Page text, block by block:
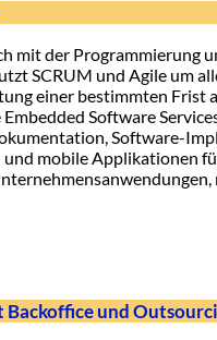
mit der Programmierung
SCRUM und Agile um
einer bestimmten Frist
Software
Software-
und mobile Applikationen
und